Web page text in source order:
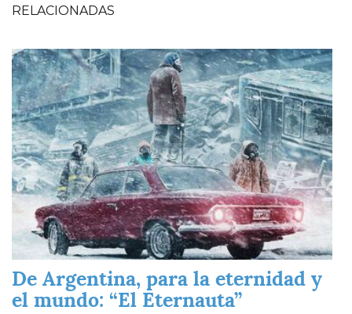
RELACIONADAS
Imagen
De Argentina, para la eternidad y
el mundo: “El Eternauta”